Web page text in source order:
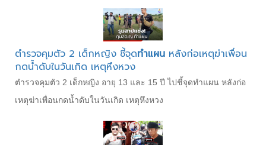
ตำรวจคุมตัว 2 เด็กหญิง ชี้จุดทำแผน หลังก่อเหตุฆ่าเพื่อน
กดน้ำดับในวันเกิด เหตุหึงหวง
ตำรวจคุมตัว 2 เด็กหญิง อายุ 13 และ 15 ปี ไปชี้จุดทำแผน หลังก่อ
เหตุฆ่าเพื่อนกดน้ำดับในวันเกิด เหตุหึงหวง